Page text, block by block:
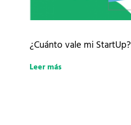
¿Cuánto vale mi StartUp?
Leer más